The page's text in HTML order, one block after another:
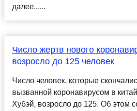
далее......
Число жертв нового
возросло до 125 человек
Число человек, которые
вызванной коронавирусом в
Хубэй, возросло до 125. Об этом